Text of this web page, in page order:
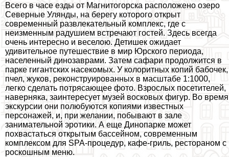
Всего в часе езды от Магнитогорска расположено озеро
Северные Улянды, на берегу которого открыт
современный развлекательный комплекс, где с
неизменным радушием встречают гостей. Здесь всегда
очень интересно и веселою. Детишек ожидает
удивительное путешествие в мир Юрского периода,
населенный динозаврами. Затем сафари продолжится в
парке гигантских насекомых. У колоритных копий бабочек,
пчел, жуков, реконструированных в масштабе 1:1000,
легко сделать потрясающее фото. Взрослых посетителей,
наверняка, заинтересует музей восковых фигур. Во время
экскурсии они полюбуются копиями известных
персонажей, и, при желании, побывают в зале
занимательной эpoтики. А еще Динопарке может
похвастаться открытым бассейном, современным
комплексом для SPA-процедур, кафе-гриль, рестораном с
роскошным меню.